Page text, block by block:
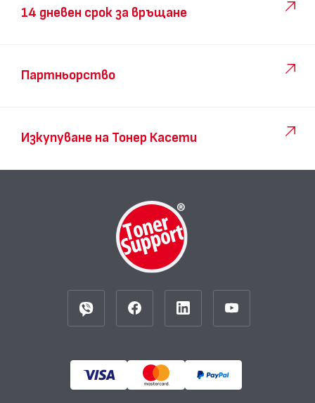
14 дневен срок за връщане
Партньорство
Изкупуване на Тонер Касети